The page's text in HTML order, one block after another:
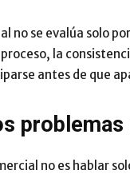
no se evalúa solo
la
antes de que
no es hablar